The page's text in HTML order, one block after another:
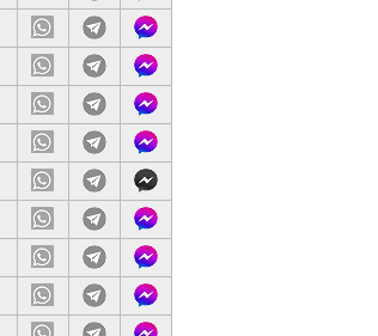
站
載
服
站
載
服
站
載
服
站
載
服
站
載
服
站
載
服
站
載
服
站
載
服
站
載
服